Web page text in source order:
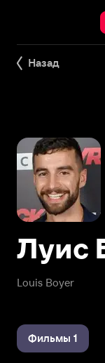
Назад
Louis Boyer
Луис
Фильмы 1